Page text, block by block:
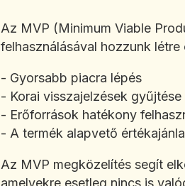
Az MVP (Minimum Viable
felhasználásával hozzunk
- Gyorsabb piacra lépés
- Korai visszajelzések gyűjtése
- Erőforrások hatékony
- A termék alapvető
Az MVP megközelítés segít
amelyekre esetleg nincs is